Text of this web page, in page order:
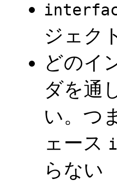
ジェク
どのイ
ダを通
い。つ
ェース i
らない